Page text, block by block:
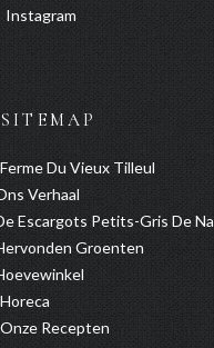
Instagram
SITEMAP
Ferme Du Vieux Tilleul
Verhaal
Escargots Petits-Gris De
Groenten
Horeca
Onze Recepten